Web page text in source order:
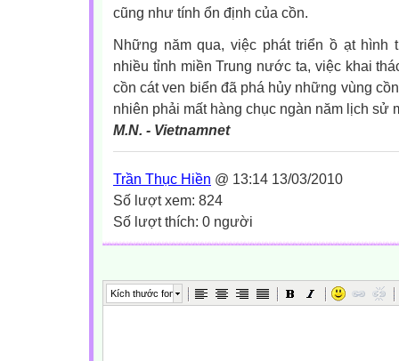
cũng như tính ổn định của cồn.
Những năm qua, việc phát triển ồ ạt hình
nhiều tỉnh miền Trung nước ta, việc khai
cồn cát ven biển đã phá hủy những vùng
nhiên phải mất hàng chục ngàn năm lịch sử
M.N. - Vietnamnet
Trần Thục Hiền @ 13:14 13/03/2010
Số lượt xem: 824
Số lượt thích: 0 người
Kích thước font